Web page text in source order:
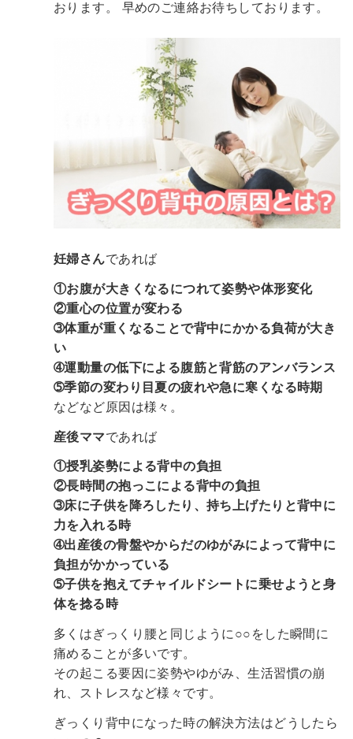
おります。
早めのご連絡お待ちしております。
妊婦さんであれば
①お腹が大きくなるにつれて姿勢や体形変化
②重心の位置が変わる
➂体重が重くなることで背中にかかる負荷が大き
い
➃運動量の低下による腹筋と背筋のアンバランス
➄季節の変わり目夏の疲れや急に寒くなる時期
などなど原因は様々。
産後ママであれば
①授乳姿勢による背中の負担
②長時間の抱っこによる背中の負担
➂床に子供を降ろしたり、持ち上げたりと背中に
力を入れる時
➃出産後の骨盤やからだのゆがみによって背中に
負担がかかっている
➄子供を抱えてチャイルドシートに乗せようと身
体を捻る時
多くはぎっくり腰と同じように○○をした瞬間に
痛めることが多いです。
その起こる要因に姿勢やゆがみ、生活習慣の崩
れ、ストレスなど様々です。
ぎっくり背中になった時の解決方法はどうしたら